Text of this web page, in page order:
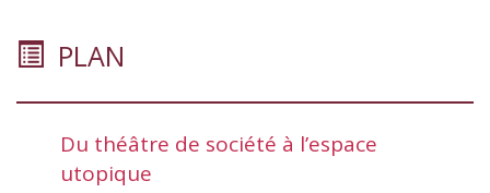
PLAN
Du théâtre de société à l’espace
utopique